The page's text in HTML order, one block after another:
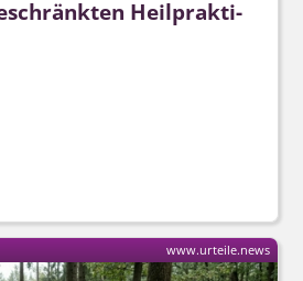
Heilprakti­
www.urteile.news